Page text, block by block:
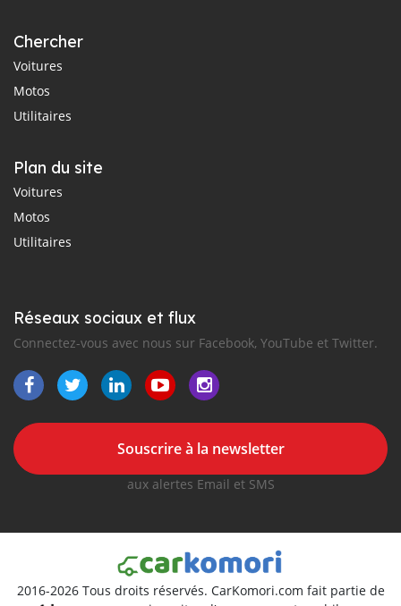
Chercher
Voitures
Motos
Utilitaires
Plan du site
Voitures
Motos
Utilitaires
Réseaux sociaux et flux
Connectez-vous avec nous sur Facebook, YouTube et Twitter.
Souscrire à la newsletter
aux alertes Email et SMS
2016-2026 Tous droits réservés. CarKomori.com fait partie de